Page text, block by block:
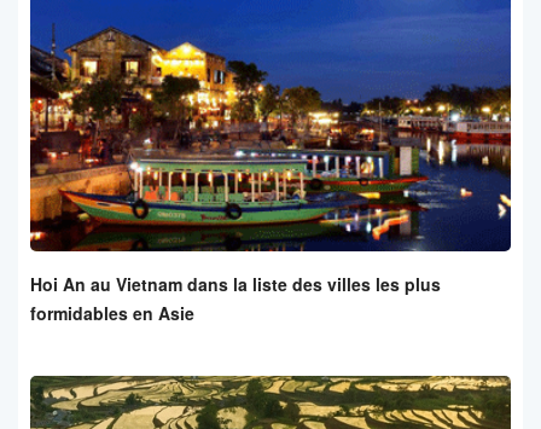
Hoi An au Vietnam dans la liste des villes les plus
formidables en Asie